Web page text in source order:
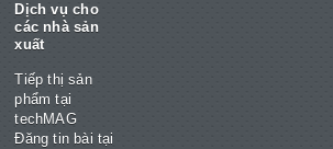
Dịch vụ cho
các nhà sản
xuất
Tiếp thị sản
phẩm tại
techMAG
Đăng tin bài tại